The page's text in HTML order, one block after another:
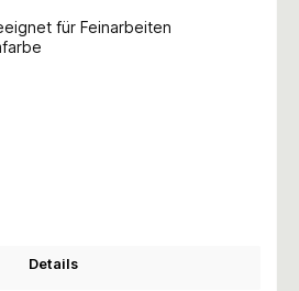
für Feinarbeiten
Details